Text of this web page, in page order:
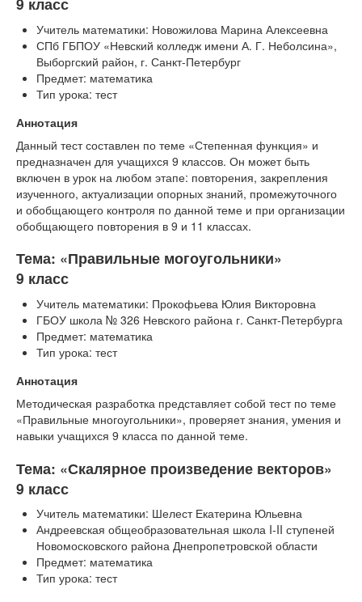
Учитель математики: Новожилова Марина Алексеевна
СПб ГБПОУ «Невский колледж имени А. Г. Неболсина»,
Выборгский район, г. Санкт-Петербург
Предмет: математика
Тип урока: тест
Аннотация
Данный тест составлен по теме «Степенная функция» и
предназначен для учащихся 9 классов. Он может быть
включен в урок на любом этапе: повторения, закрепления
изученного, актуализации опорных знаний, промежуточного
и обобщающего контроля по данной теме и при организации
обобщающего повторения в 9 и 11 классах.
Тема: «Правильные могоугольники»
9 класс
Учитель математики: Прокофьева Юлия Викторовна
ГБОУ школа № 326 Невского района г. Санкт-Петербурга
Предмет: математика
Тип урока: тест
Аннотация
Методическая разработка представляет собой тест по теме
«Правильные многоугольники», проверяет знания, умения и
навыки учащихся 9 класса по данной теме.
Тема: «Скалярное произведение векторов»
9 класс
Учитель математики: Шелест Екатерина Юльевна
Андреевская общеобразовательная школа I-II ступеней
Новомосковского района Днепропетровской области
Предмет: математика
Тип урока: тест